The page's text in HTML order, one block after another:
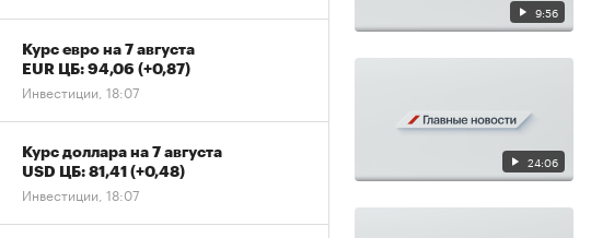
9:56
24:06
Курс евро на 7 августа
EUR ЦБ: 94,06 (+0,87)
Инвестиции, 18:07
Курс доллара на 7 августа
USD ЦБ: 81,41 (+0,48)
Инвестиции, 18:07